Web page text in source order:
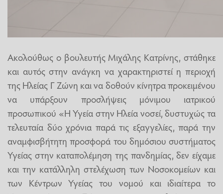
Ακολούθως ο βουλευτής Μιχάλης Κατρίνης, στάθηκε
και αυτός στην ανάγκη να χαρακτηριστεί η περιοχή
της Ηλείας Γ Ζώνη και να δοθούν κίνητρα προκειμένου
να υπάρξουν προσλήψεις μόνιμου ιατρικού
προσωπικού «Η Υγεία στην Ηλεία νοσεί, δυστυχώς τα
τελευταία δύο χρόνια παρά τις εξαγγελίες, παρά την
αναμφισβήτητη προσφορά του δημόσιου συστήματος
Υγείας στην καταπολέμηση της πανδημίας, δεν είχαμε
και την κατάλληλη στελέχωση των Νοσοκομείων και
των Κέντρων Υγείας του νομού και ιδιαίτερα το